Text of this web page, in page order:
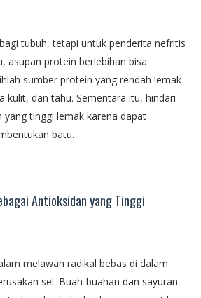
tubuh, tetapi untuk penderita nefritis
asupan protein berlebihan bisa
sumber protein yang rendah lemak
kulit, dan tahu. Sementara itu, hindari
tinggi lemak karena dapat
batu.
Antioksidan yang Tinggi
melawan radikal bebas di dalam
sel. Buah-buahan dan sayuran